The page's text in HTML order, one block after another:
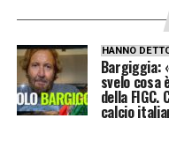
HANNO
Bargiggia:
svelo cosa
della
calcio